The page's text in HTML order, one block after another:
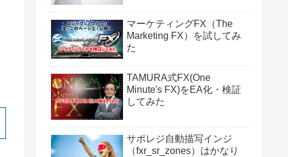
マーケティングFX（The
Marketing FX）を試してみ
た
TAMURA式FX(One
Minute's FX)をEA化・検証
してみた
サポレジ自動描写インジ
（fxr_sr_zones）はかなり